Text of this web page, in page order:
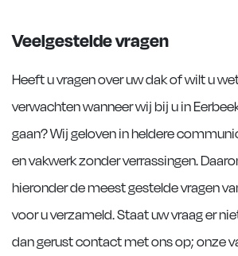
Veelgestelde vragen
Heeft u vragen over uw dak of wilt u
verwachten wanneer wij bij u in
gaan? Wij geloven in heldere
en vakwerk zonder verrassingen.
hieronder de meest gestelde vragen
voor u verzameld. Staat uw vraag er
dan gerust contact met ons op; onze